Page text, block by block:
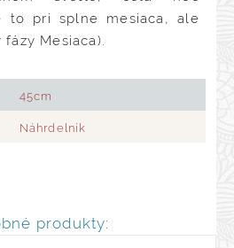
to pri splne mesiaca, ale
Mesiaca).
45cm
Náhrdelník
produkty: